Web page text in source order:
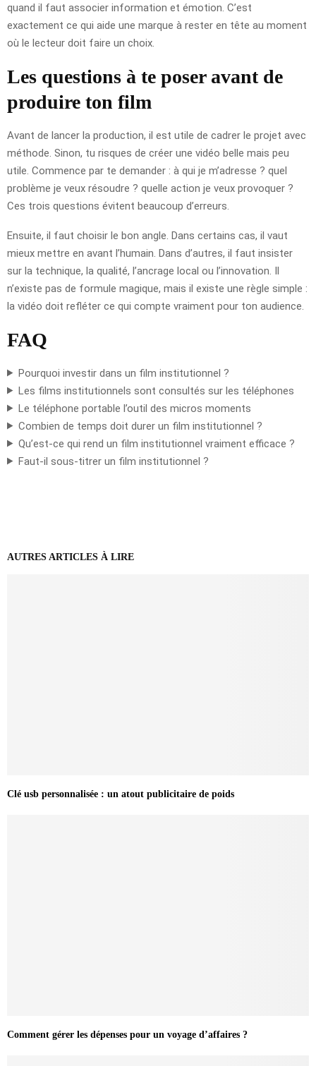
quand il faut associer information et émotion. C’est
exactement ce qui aide une marque à rester en tête au moment
où le lecteur doit faire un choix.
Les questions à te poser avant de
produire ton film
Avant de lancer la production, il est utile de cadrer le projet avec
méthode. Sinon, tu risques de créer une vidéo belle mais peu
utile. Commence par te demander : à qui je m’adresse ? quel
problème je veux résoudre ? quelle action je veux provoquer ?
Ces trois questions évitent beaucoup d’erreurs.
Ensuite, il faut choisir le bon angle. Dans certains cas, il vaut
mieux mettre en avant l’humain. Dans d’autres, il faut insister
sur la technique, la qualité, l’ancrage local ou l’innovation. Il
n’existe pas de formule magique, mais il existe une règle simple :
la vidéo doit refléter ce qui compte vraiment pour ton audience.
FAQ
Pourquoi investir dans un film institutionnel ?
Les films institutionnels sont consultés sur les téléphones
Le téléphone portable l’outil des micros moments
Combien de temps doit durer un film institutionnel ?
Qu’est-ce qui rend un film institutionnel vraiment efficace ?
Faut-il sous-titrer un film institutionnel ?
AUTRES ARTICLES À LIRE
Clé usb personnalisée : un atout publicitaire de poids
Comment gérer les dépenses pour un voyage d’affaires ?